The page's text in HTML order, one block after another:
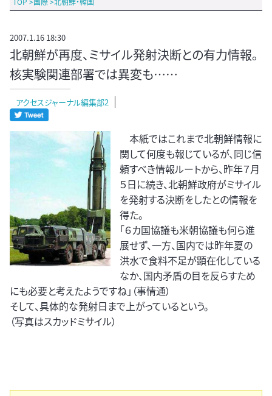
2007.1.16 18:30
北朝鮮が再度、ミサイル発射決断との有力情報。
核実験関連部署では異変も……
アクセスジャーナル編集部2
本紙ではこれまで北朝鮮情報に
関して何度も報じているが、同じ信
頼すべき情報ルートから、昨年７月
５日に続き、北朝鮮政府がミサイル
を発射する決断をしたとの情報を
得た。
「６カ国協議も米朝協議も何ら進
展せず、一方、国内では昨年夏の
洪水で食料不足が顕在化している
なか、国内矛盾の目を反らすため
にも必要と考えたようですね」（事情通）
そして、具体的な発射日まで上がっているという。
（写真はスカッドミサイル）